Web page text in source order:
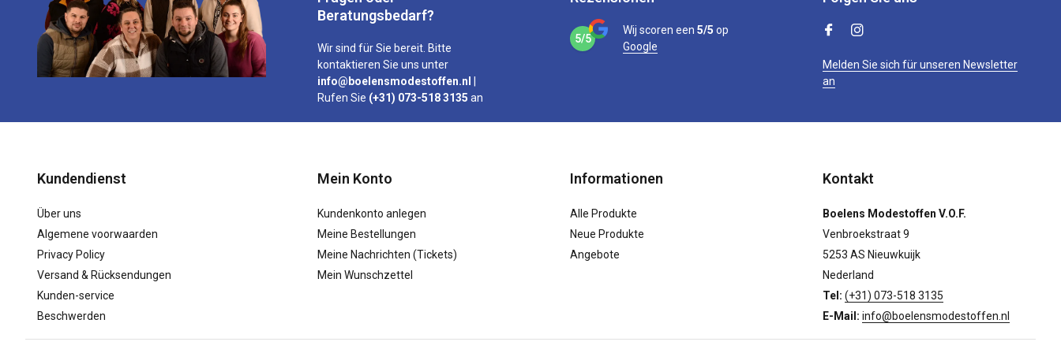
Beratungsbedarf?
Wir sind für Sie bereit. Bitte
kontaktieren Sie uns unter
info@boelensmodestoffen.nl
Rufen Sie (+31) 073-518 3135 an
5/5
Wij scoren een 5/5 op
Google
Melden Sie sich für unseren Newsletter
an
Kundendienst
Über uns
Algemene voorwaarden
Privacy Policy
Versand & Rücksendungen
Kunden-service
Beschwerden
Mein Konto
Kundenkonto anlegen
Meine Bestellungen
Meine Nachrichten (Tickets)
Mein Wunschzettel
Informationen
Alle Produkte
Neue Produkte
Angebote
Kontakt
Boelens Modestoffen V.O.F.
Venbroekstraat 9
5253 AS Nieuwkuijk
Nederland
Tel: (+31) 073-518 3135
E-Mail: info@boelensmodestoffen.nl